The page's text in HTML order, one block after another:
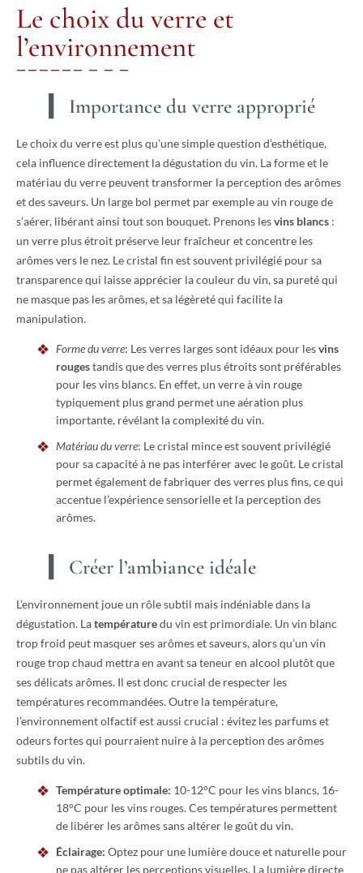
Le choix du verre et
l’environnement
Importance du verre approprié
Le choix du verre est plus qu’une simple question d’esthétique,
cela influence directement la dégustation du vin. La forme et le
matériau du verre peuvent transformer la perception des arômes
et des saveurs. Un large bol permet par exemple au vin rouge de
s’aérer, libérant ainsi tout son bouquet. Prenons lesvins blancs :
un verre plus étroit préserve leur fraîcheur et concentre les
arômes vers le nez. Le cristal fin est souvent privilégié pour sa
transparence qui laisse apprécier la couleur du vin, sa pureté qui
ne masque pas les arômes, et sa légèreté qui facilite la
manipulation.
Forme du verre: Les verres larges sont idéaux pour lesvins
rougestandis que des verres plus étroits sont préférables
pour les vins blancs. En effet, un verre à vin rouge
typiquement plus grand permet une aération plus
importante, révélant la complexité du vin.
Matériau du verre: Le cristal mince est souvent privilégié
pour sa capacité à ne pas interférer avec le goût. Le cristal
permet également de fabriquer des verres plus fins, ce qui
accentue l’expérience sensorielle et la perception des
arômes.
Créer l’ambiance idéale
L’environnement joue un rôle subtil mais indéniable dans la
dégustation. Latempératuredu vin est primordiale. Un vin blanc
trop froid peut masquer ses arômes et saveurs, alors qu’un vin
rouge trop chaud mettra en avant sa teneur en alcool plutôt que
ses délicats arômes. Il est donc crucial de respecter les
températures recommandées. Outre la température,
l’environnement olfactif est aussi crucial : évitez les parfums et
odeurs fortes qui pourraient nuire à la perception des arômes
subtils du vin.
Température optimale: 10-12°C pour les vins blancs, 16-
18°C pour les vins rouges. Ces températures permettent
de libérer les arômes sans altérer le goût du vin.
Éclairage: Optez pour une lumière douce et naturelle pour
ne pas altérer les perceptions visuelles. La lumière directe